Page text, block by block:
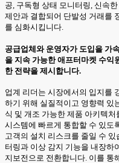
공, 구독형 상태 모니터링, 신속
제안과 결합되어 단발성 거래를
를 심화시킵니다.
공급업체와 운영자가 도입을 가
을 지속 가능한 애프터마켓 수익
한 전략을 제시합니다.
업계 리더는 시장에서의 입지를
하기 위해 실질적이고 영향력 있
식 및 개조 가능한 제품 아키텍
시스템에 빠르게 통합할 수 있도
고객의 설치 리스크를 줄일 수
터링과 이상 감지 기능을 내장하
지보전으로 전환합니다. 이를 통